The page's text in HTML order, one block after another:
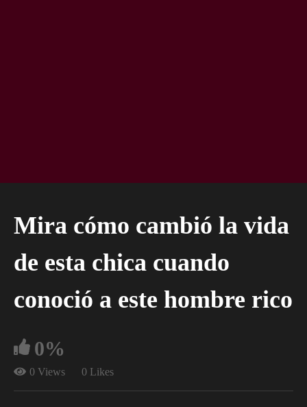
Mira cómo cambió la vida
de esta chica cuando
conoció a este hombre rico
0%
0 Views 0 Likes